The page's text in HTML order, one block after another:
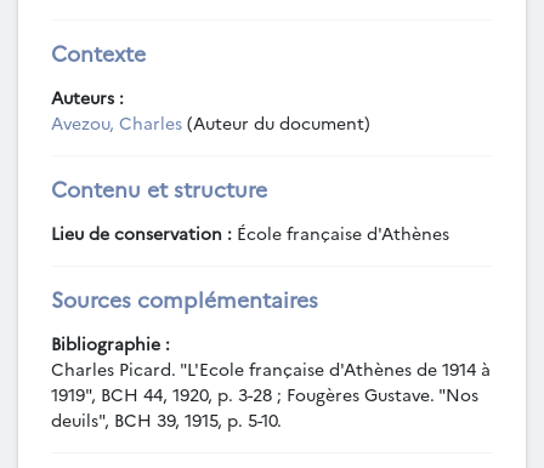
l'EFA annonçant à Ch. Avezou la fin des
élevés et demandant de mettre par écrit et
comptes de Délos.
PCA-4-3-11 - Lettre à propos de la
(annulée).
l'EFA à Ch. Avezou à propos de la
préparation des expéditions de Notion,
Aphrodisias et Orchomène (2 septembre
Contexte
Auteurs :
Avezou, Charles (Auteur du document)
Contenu et structure
Lieu de conservation : École française d'Athènes
Sources complémentaires
Bibliographie :
Charles Picard. "L'Ecole française d'Athènes de 1914 à
1919", BCH 44, 1920, p. 3-28 ; Fougères Gustave. "Nos
deuils", BCH 39, 1915, p. 5-10.